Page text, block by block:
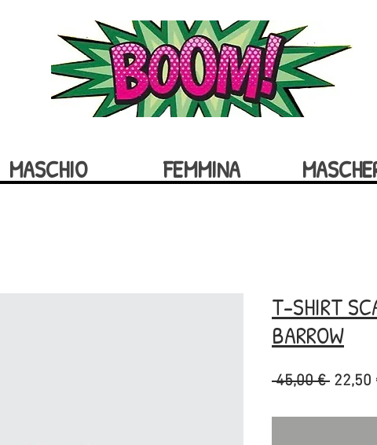
MASCHIO FEMMINA
T-SHIRT
BARROW
45,00 € Prezzo
22,50